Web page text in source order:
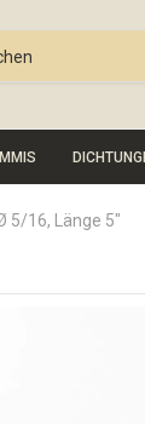
5/16, Länge 5"